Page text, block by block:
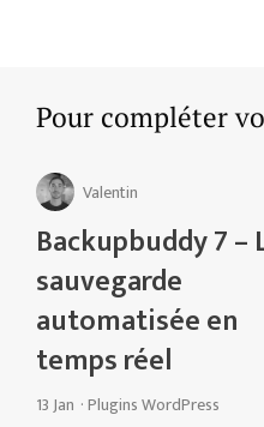
Pour compléter
Valentin
Backupbuddy 7 –
sauvegarde
automatisée en
temps réel
13 Jan ·Plugins WordPress